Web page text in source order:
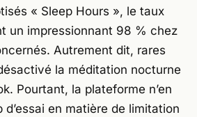
« Sleep Hours », le taux
un impressionnant 98 % chez
Autrement dit, rares
la méditation nocturne
. Pourtant, la plateforme n’en
en matière de limitation